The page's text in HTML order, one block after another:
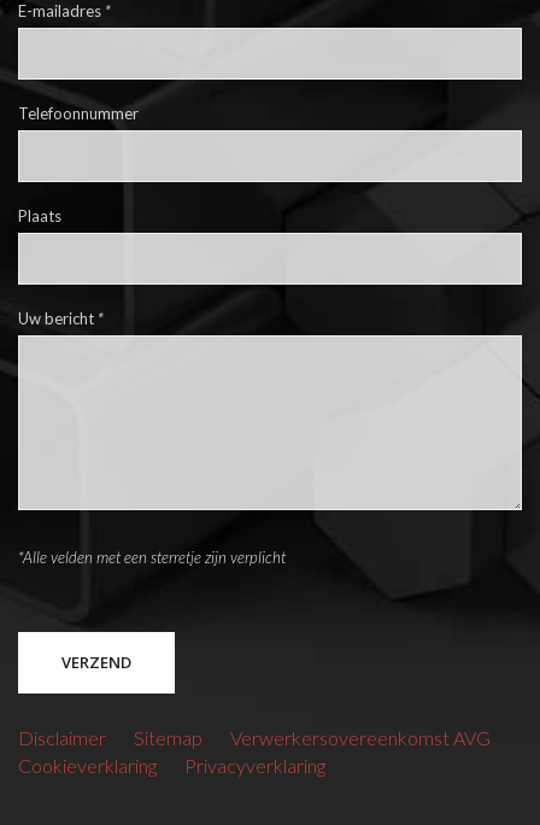
E-mailadres *
Telefoonnummer
Plaats
Uw bericht *
*Alle velden met een sterretje zijn verplicht
Disclaimer Sitemap
Verwerkersovereenkomst AVG
Cookieverklaring
Privacyverklaring